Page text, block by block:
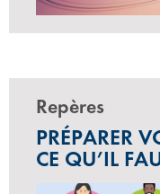
Repères
PRÉPARER
CE QU’IL